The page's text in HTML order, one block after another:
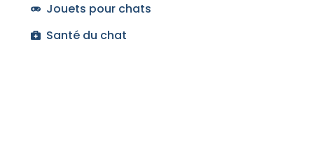
Jouets pour chats
Santé du chat